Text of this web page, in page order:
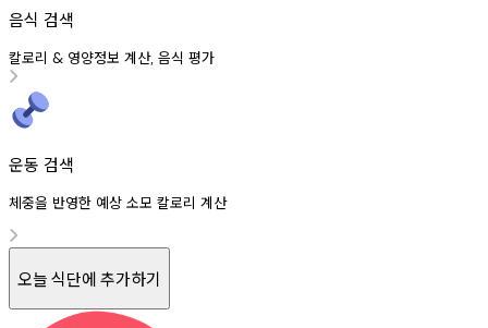
음식 검색
칼로리 & 영양정보 계산, 음식 평가
운동 검색
체중을 반영한 예상 소모 칼로리 계산
오늘 식단에 추가하기